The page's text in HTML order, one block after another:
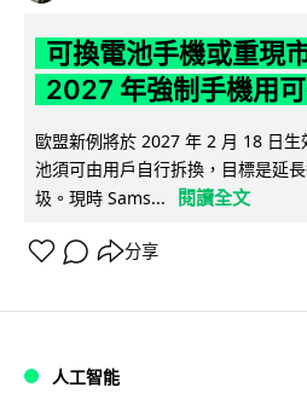
可換電池手機或重現
2027 年強制手機用
歐盟新例將於 2027 年 2 月 18 日
池須可由用戶自行拆換，目標是延
圾。現時 Sams...
閱讀全文
分享
人工智能